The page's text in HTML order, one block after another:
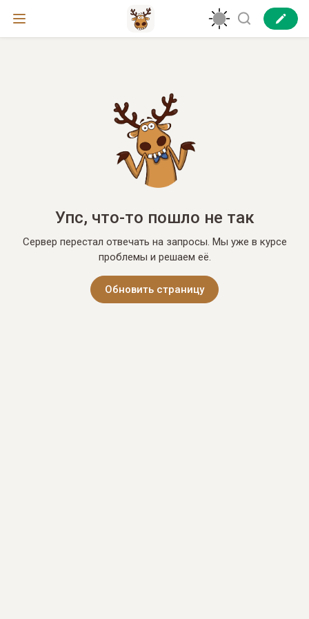
Упс, что-то пошло не так
Сервер перестал отвечать на запросы. Мы уже в курсе
проблемы и решаем её.
Обновить страницу